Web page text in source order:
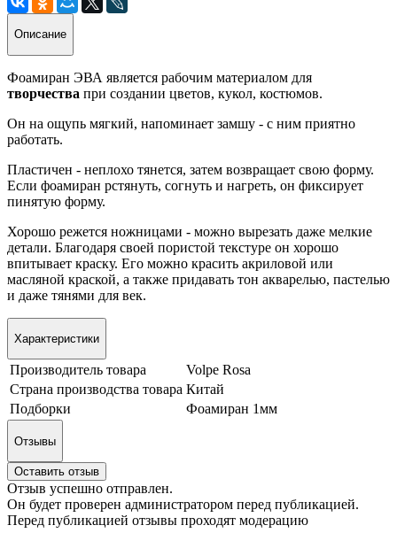
Описание
Фоамиран ЭВА является рабочим материалом для
творчества при создании цветов, кукол, костюмов.
Он на ощупь мягкий, напоминает замшу - с ним приятно
работать.
Пластичен - неплохо тянется, затем возвращает свою форму.
Если фоамиран рстянуть, согнуть и нагреть, он фиксирует
пинятую форму.
Хорошо режется ножницами - можно вырезать даже мелкие
детали. Благодаря своей пористой текстуре он хорошо
впитывает краску. Его можно красить акриловой или
масляной краской, а также придавать тон акварелью, пастелью
и даже тянями для век.
Характеристики
Производитель товара
Volpe Rosa
Страна производства товара Китай
Подборки
Фоамиран 1мм
Отзывы
Оставить отзыв
Отзыв успешно отправлен.
Он будет проверен администратором перед публикацией.
Перед публикацией отзывы проходят модерацию